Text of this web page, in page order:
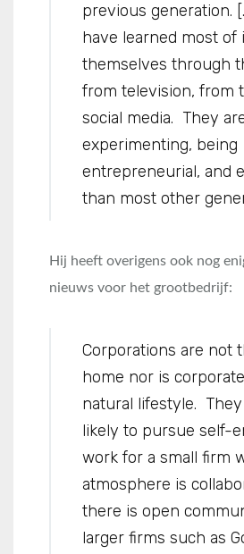
previous generation.
have learned most of
themselves through
from television, from
social media. They
experimenting, being
entrepreneurial, and
than most other
Hij heeft overigens ook nog
nieuws voor het grootbedrijf:
Corporations are not
home nor is
natural lifestyle.
likely to pursue self-
work for a small firm
atmosphere is
there is open
larger firms such as